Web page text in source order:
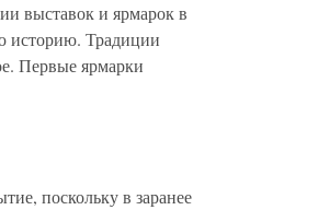
выставок и ярмарок в
историю. Традиции
Первые ярмарки
поскольку в заранее